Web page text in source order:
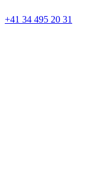
+41 34 495 20 31